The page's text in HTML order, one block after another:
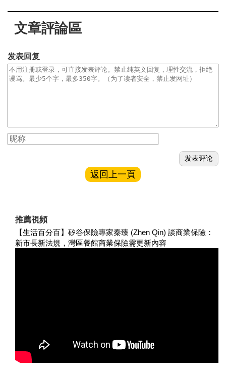
文章評論區
发表回复
返回上一頁
推薦視頻
【生活百分百】矽谷保險專家秦臻 (Zhen Qin) 談商業保險：
新市長新法規，灣區餐館商業保險需更新內容